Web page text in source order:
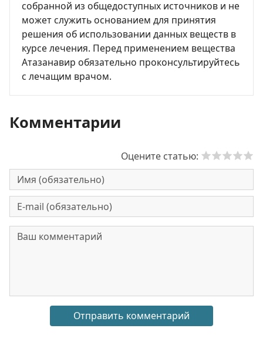
собранной из общедоступных источников и не
может служить основанием для принятия
решения об использовании данных веществ в
курсе лечения. Перед применением вещества
Атазанавир обязательно проконсультируйтесь
с лечащим врачом.
Комментарии
Оцените статью: